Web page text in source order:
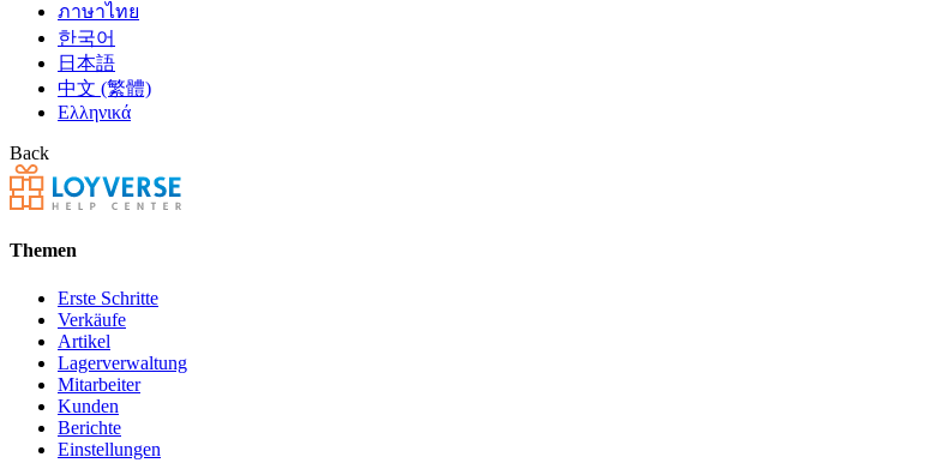
ภาษาไทย
한국어
日本語
中文 (繁體)
Ελληνικά
Back
Themen
Erste Schritte
Verkäufe
Artikel
Lagerverwaltung
Mitarbeiter
Kunden
Berichte
Einstellungen